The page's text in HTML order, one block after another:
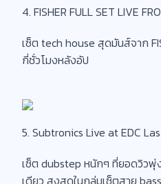
4. FISHER FULL SET LIVE
เซ็ต tech house สุดมันส์จาก
กี่ชั่วโมงหลังอัป
5. Subtronics Live at EDC
เซ็ต dubstep หนักๆ ที่ยอดวิว
เดียว สูงสุดในกลุ่มเซ็ตสาย bass